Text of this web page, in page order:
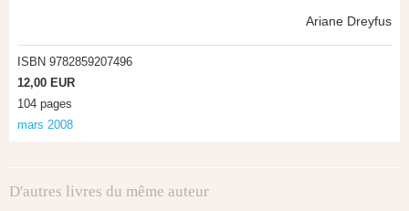
Ariane Dreyfus
ISBN 9782859207496
12,00 EUR
104 pages
mars 2008
D'autres livres du même auteur